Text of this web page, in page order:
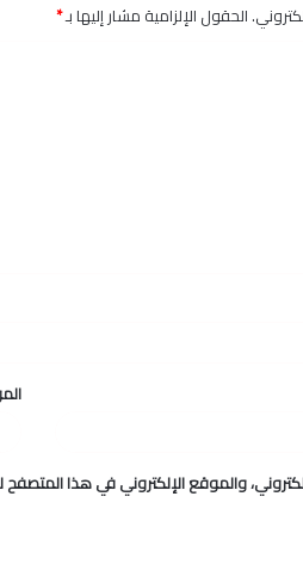
الحقول الإلزامية مشار إليها بـ*
والموقع الإلكتروني في هذا